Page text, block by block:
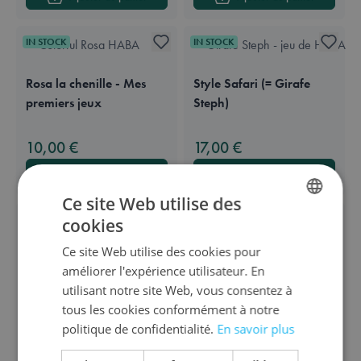
IN STOCK
Rosa la chenille - Mes
premiers jeux
10,00 €
IN STOCK
Style Safari (= Girafe
Steph)
17,00 €
3 + 4 = petites pattes
Available in these languages:
Néerlandais
AnglaisFrançais
Allemand
8,00 €
Ajouter au panier
Nice Ice
Available in these languages:
Néerlandais
AnglaisFrançais
Allemand
12,50 €
Ajouter au panier
Ce site Web utilise des
cookies
Ce site Web utilise des cookies pour
améliorer l'expérience utilisateur. En
utilisant notre site Web, vous consentez à
tous les cookies conformément à notre
politique de confidentialité. En savoir plus